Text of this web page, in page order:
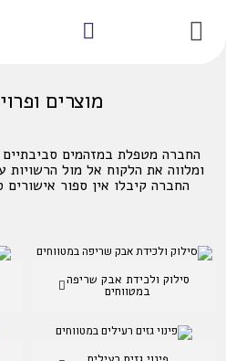
מוצרים
החברה מטפלת במזהמים
ומלווה את הלקוח אל מול הרשויות
החברה קיבלו אין ספור
סילוק ולכידת אבק שריפה
במטווחים